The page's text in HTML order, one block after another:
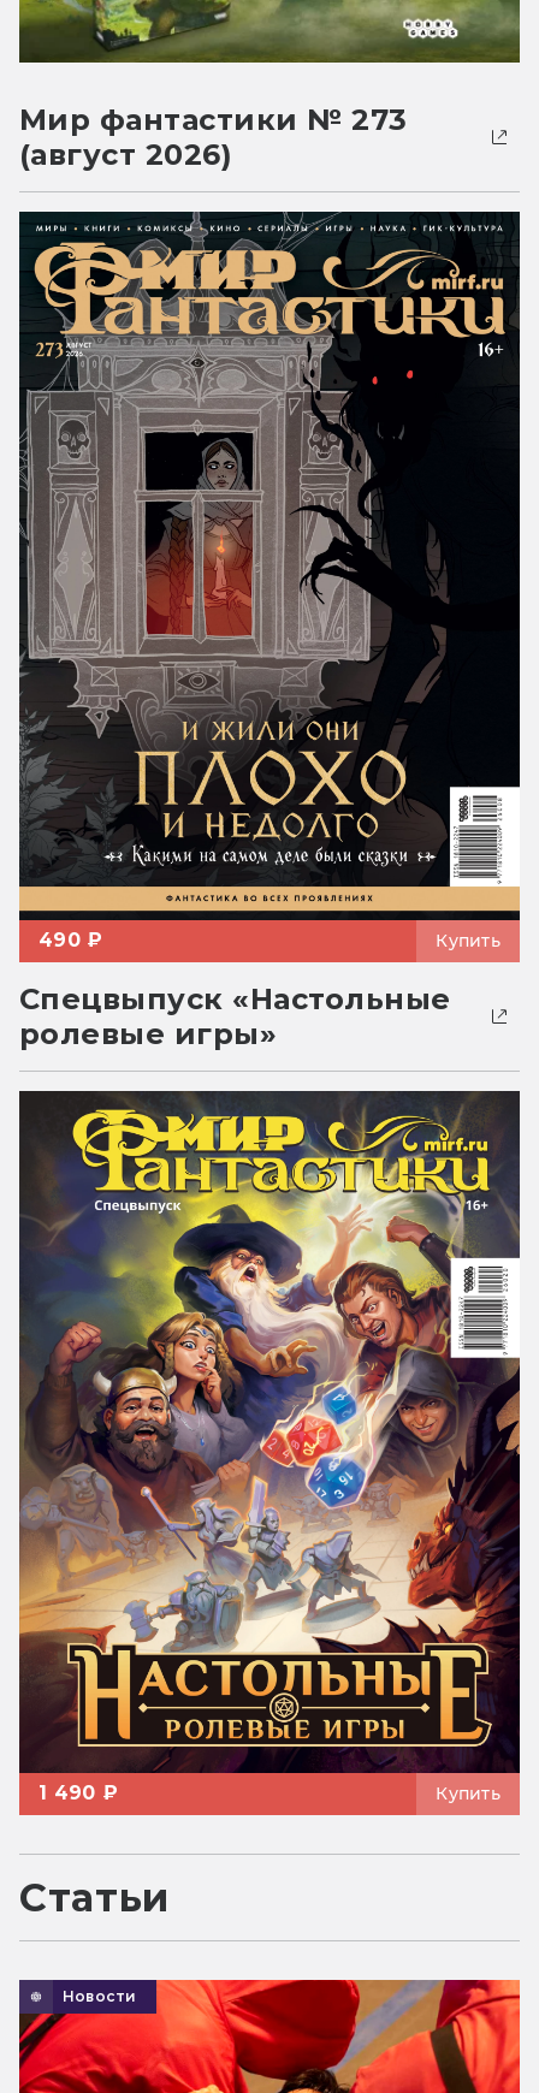
Мир фантастики № 273
(август 2026)
490 ₽ Купить
Спецвыпуск «Настольные
ролевые игры»
1 490 ₽ Купить
Статьи
Новости